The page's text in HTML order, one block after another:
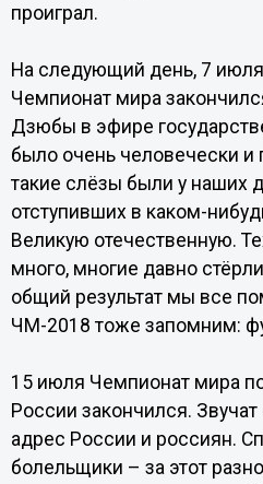
проиграл.
На следующий день, 7
Чемпионат мира
Дзюбы в эфире
было очень человечески
такие слёзы были у наших
отступивших в каком-
Великую отечественную.
много, многие давно
общий результат мы все
ЧМ-2018 тоже запомним:
15 июля Чемпионат мира
России закончился.
адрес России и россиян.
болельщики – за этот